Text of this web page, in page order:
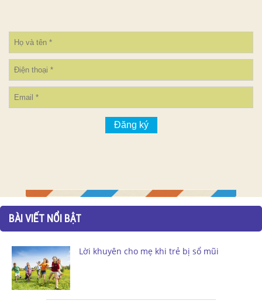
BÀI VIẾT NỔI BẬT
Lời khuyên cho mẹ khi trẻ bị sổ mũi